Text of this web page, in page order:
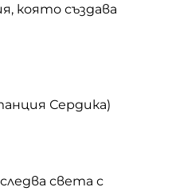
която създава
Сердика)
света с